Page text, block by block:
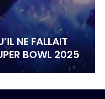
NE FALLAIT
BOWL 2025